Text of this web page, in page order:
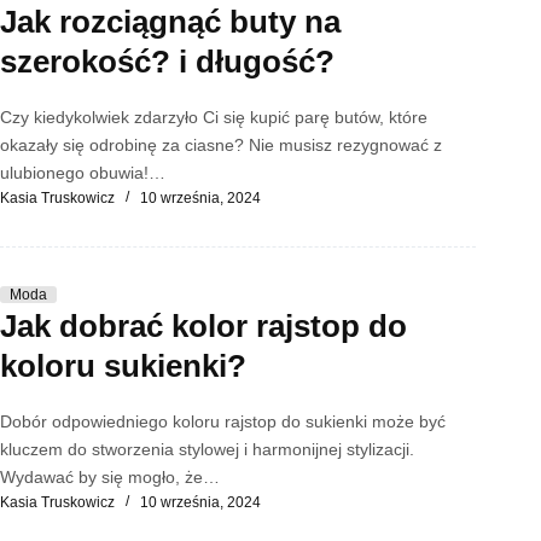
Jak rozciągnąć buty na
szerokość? i długość?
Czy kiedykolwiek zdarzyło Ci się kupić parę butów, które
okazały się odrobinę za ciasne? Nie musisz rezygnować z
ulubionego obuwia!…
Kasia Truskowicz 10 września, 2024
Moda
Jak dobrać kolor rajstop do
koloru sukienki?
Dobór odpowiedniego koloru rajstop do sukienki może być
kluczem do stworzenia stylowej i harmonijnej stylizacji.
Wydawać by się mogło, że…
Kasia Truskowicz 10 września, 2024